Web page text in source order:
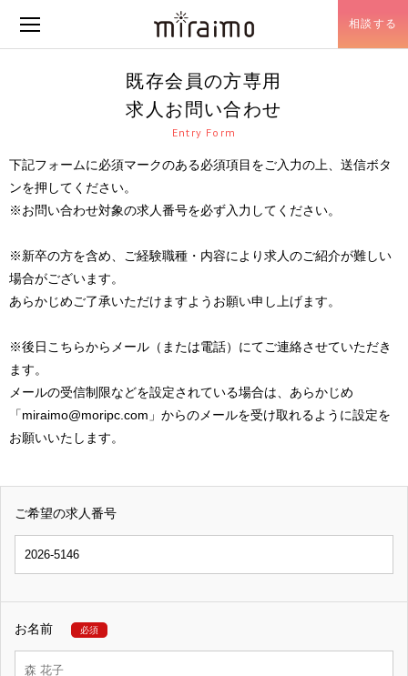
相談する
既存会員の方専用
求人お問い合わせ
Entry Form
下記フォームに必須マークのある必須項目をご入力の上、送信ボタ
ンを押してください。
※お問い合わせ対象の求人番号を必ず入力してください。
※新卒の方を含め、ご経験職種・内容により求人のご紹介が難しい
場合がございます。
あらかじめご了承いただけますようお願い申し上げます。
※後日こちらからメール（または電話）にてご連絡させていただき
ます。
メールの受信制限などを設定されている場合は、あらかじめ
「miraimo@moripc.com」からのメールを受け取れるように設定を
お願いいたします。
ご希望の求人番号
お名前 必須